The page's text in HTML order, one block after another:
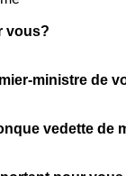
vous?
ministre de
vedette de